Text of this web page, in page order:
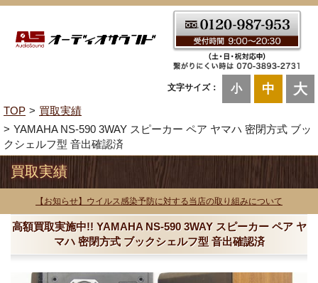
文字サイズ： 小 中 大
TOP
買取実績
YAMAHA NS-590 3WAY スピーカー ペア ヤマハ 密閉方式 ブッ
クシェルフ型 音出確認済
買取実績
【お知らせ】ウイルス感染予防に対する当店の取り組みについて
高額買取実施中!! YAMAHA NS-590 3WAY スピーカー ペア ヤ
マハ 密閉方式 ブックシェルフ型 音出確認済